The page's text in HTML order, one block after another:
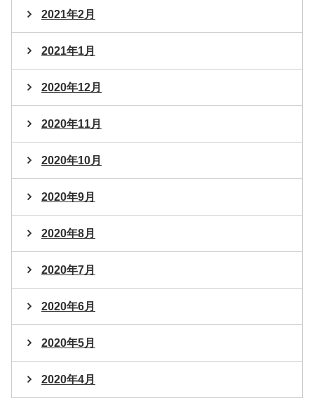
2021年2月
2021年1月
2020年12月
2020年11月
2020年10月
2020年9月
2020年8月
2020年7月
2020年6月
2020年5月
2020年4月